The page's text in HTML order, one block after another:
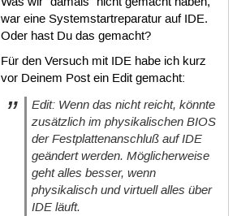
war eine Systemstartreparatur auf IDE.
Oder hast Du das gemacht?
Für den Versuch mit IDE habe ich kurz
vor Deinem Post ein Edit gemacht:
Edit: Wenn das nicht reicht, könnte
zusätzlich im physikalischen BIOS
der Festplattenanschluß auf IDE
geändert werden. Möglicherweise
geht alles besser, wenn
physikalisch und virtuell alles über
IDE läuft.